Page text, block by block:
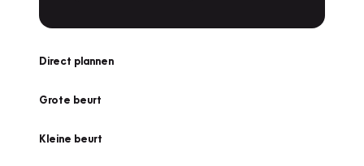
Direct plannen
Grote beurt
Kleine beurt